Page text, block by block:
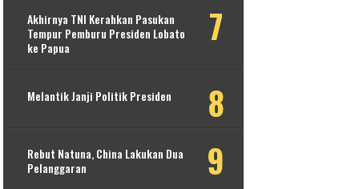
Akhirnya TNI Kerahkan Pasukan
Tempur Pemburu Presiden Lobato
ke Papua
Melantik Janji Politik Presiden
Rebut Natuna, China Lakukan Dua
Pelanggaran